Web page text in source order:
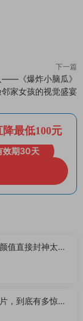
下一篇
——《爆炸小脑瓜》
家女孩的视觉盛宴
最低100元
效期30天
值直接封神太惊
，到底有多惊